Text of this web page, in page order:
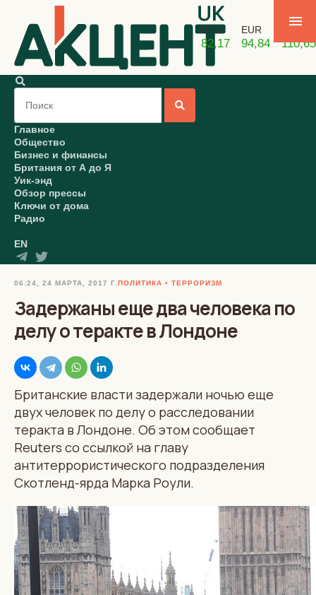
USD
82,17
EUR
94,84 110,65
Главное
Общество
Бизнес и финансы
Британия от А до Я
Уик-энд
Обзор прессы
Ключи от дома
Радио
EN
06:24, 24 МАРТА, 2017 Г. ПОЛИТИКА ТЕРРОРИЗМ
Задержаны еще два человека по
делу о теракте в Лондоне
Британские власти задержали ночью еще
двух человек по делу о расследовании
теракта в Лондоне. Об этом сообщает
Reuters со ссылкой на главу
антитеррористического подразделения
Скотленд-ярда Марка Роули.